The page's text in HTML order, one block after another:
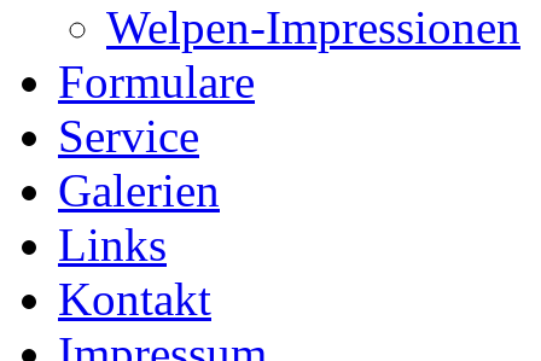
Welpen-Impressionen
Formulare
Service
Galerien
Links
Kontakt